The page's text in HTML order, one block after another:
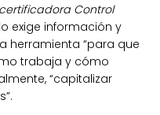
Control
exige información y
herramienta “para que
trabaja y cómo
“capitalizar